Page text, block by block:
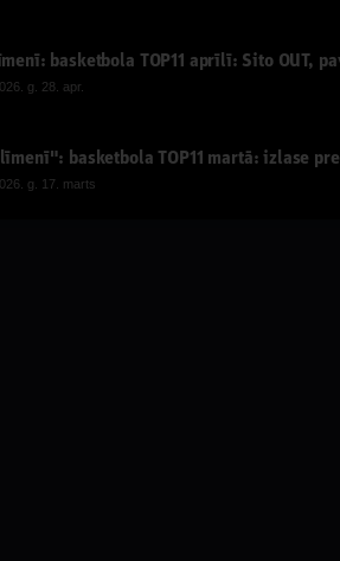
basketbola TOP11 aprīlī: Sito OUT,
g. 28. apr.
basketbola TOP11 martā: izlase
g. 17. marts